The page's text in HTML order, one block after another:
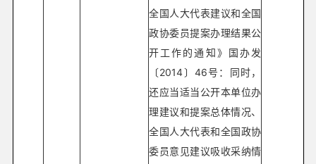
全国人大代表建议和全国
政协委员提案办理结果公
开工作的通知》国办发
〔2014〕46号：同时，
还应当适当公开本单位办
理建议和提案总体情况、
全国人大代表和全国政协
委员意见建议吸收采纳情